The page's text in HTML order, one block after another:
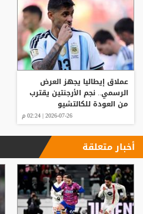
عملاق إيطاليا يجهز العرض
الرسمي.. نجم الأرجنتين يقترب
من العودة للكالتشيو
2026-07-26 | 02:24 م
أخبار متعلقة